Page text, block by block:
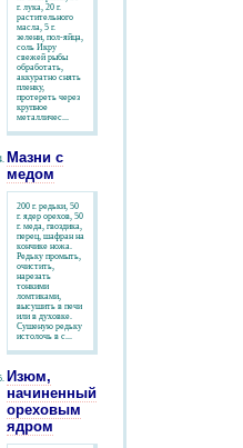
г. лука, 20 г.
растительного
масла, 5 г.
зелени, пол-яйца,
соль Икру
свежей рыбы
обработать,
аккуратно снять
пленку,
протереть через
крупное
металличес...
Мазни с
медом
200 г. редьки, 50
г. ядер орехов, 50
г. меда, гвоздика,
перец, шафран на
кончике ножа.
Редьку промыть,
очистить,
нарезать
тонкими
ломтиками,
высушить в печи
или в духовке.
Сушеную редьку
истолочь в с...
Изюм,
начиненный
ореховым
ядром